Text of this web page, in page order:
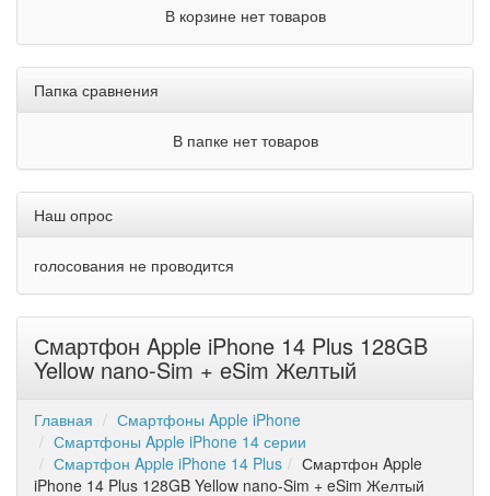
В корзине нет товаров
Папка сравнения
В папке нет товаров
Наш опрос
голосования не проводится
Смартфон Apple iPhone 14 Plus 128GB
Yellow nano-Sim + eSim Желтый
Главная
Смартфоны Apple iPhone
Смартфоны Apple iPhone 14 серии
Смартфон Apple iPhone 14 Plus
Смартфон Apple
iPhone 14 Plus 128GB Yellow nano-Sim + eSim Желтый